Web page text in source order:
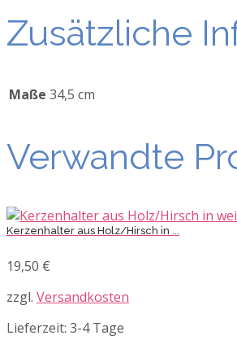
Zusätzliche
Maße 34,5 cm
Verwandte
Kerzenhalter aus Holz/Hirsch in ...
19,50 €
zzgl. Versandkosten
Lieferzeit: 3-4 Tage